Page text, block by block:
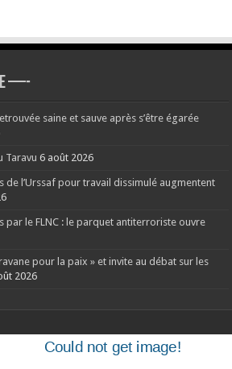
—-
saine et sauve après s’être égarée
Taravu 6 août 2026
de l’Urssaf pour travail dissimulé augmentent
par le FLNC : le parquet antiterroriste ouvre
pour la paix » et invite au débat sur les
2026